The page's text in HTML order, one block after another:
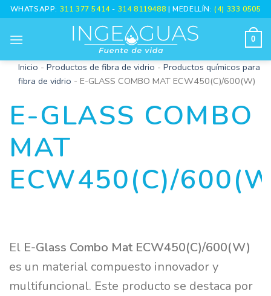
Skip
to
content
WHATSAPP: 311 377 5414- 314 8119488 | MEDELLÍN:(4) 333 0505
0
Inicio - Productos de fibra de vidrio - Productos químicos para
fibra de vidrio - E-GLASS COMBO MAT ECW450(C)/600(W)
E-GLASS COMBO
MAT
ECW450(C)/
El E-Glass Combo Mat ECW450(C)/600(W)
es un material compuesto innovador y
multifuncional. Este producto se destaca por